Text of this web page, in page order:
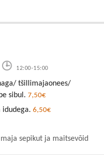
12:00-15:00
tšillimajaonees/
sibul. 7,50€
idudega. 6,50€
sepikut ja maitsevõid